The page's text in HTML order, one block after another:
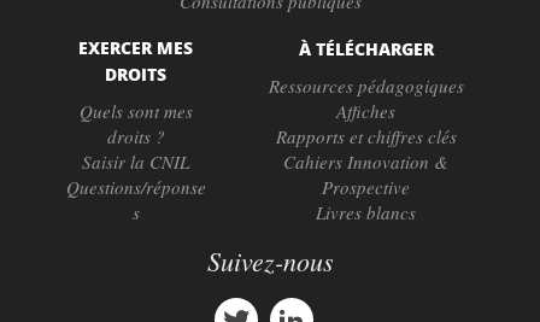
EXERCER MES
DROITS
Quels sont mes
droits ?
Saisir la CNIL
Questions/réponse
s
À TÉLÉCHARGER
Ressources pédagogiques
Affiches
Rapports et chiffres clés
Cahiers Innovation &
Prospective
Livres blancs
Suivez-nous